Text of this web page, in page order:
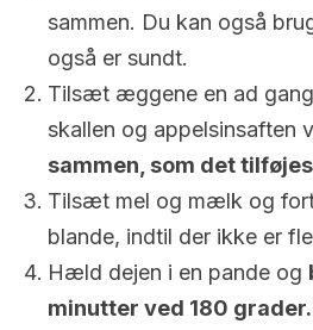
sammen. Du kan også
også er sundt.
Tilsæt æggene en ad
skallen og appelsinsaften
sammen, som det
Tilsæt mel og mælk og
blande, indtil der ikke er
Hæld dejen i en pande og
minutter ved 180 grader.